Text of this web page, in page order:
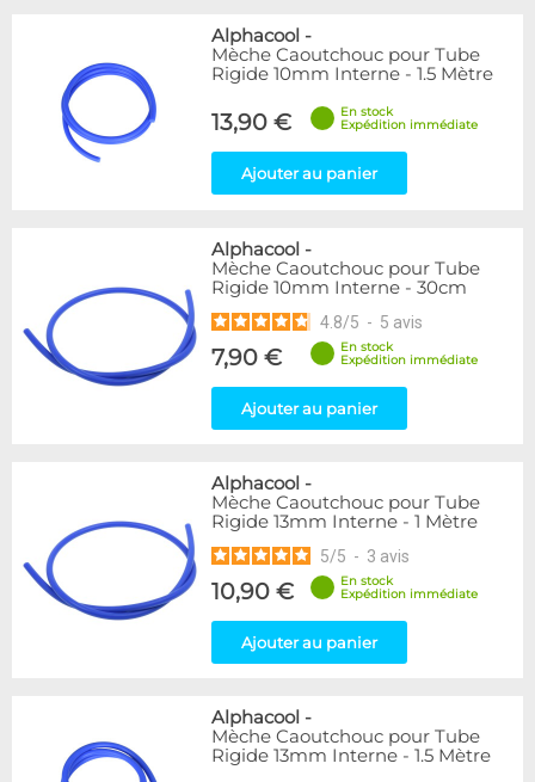
Alphacool -
Mèche Caoutchouc pour Tube
Rigide 10mm Interne - 1.5 Mètre
13,90 €
En stock
Expédition immédiate
Ajouter au panier
Alphacool -
Mèche Caoutchouc pour Tube
Rigide 10mm Interne - 30cm
4.8/5 - 5 avis
7,90 €
En stock
Expédition immédiate
Ajouter au panier
Alphacool -
Mèche Caoutchouc pour Tube
Rigide 13mm Interne - 1 Mètre
5/5 - 3 avis
10,90 €
En stock
Expédition immédiate
Ajouter au panier
Alphacool -
Mèche Caoutchouc pour Tube
Rigide 13mm Interne - 1.5 Mètre